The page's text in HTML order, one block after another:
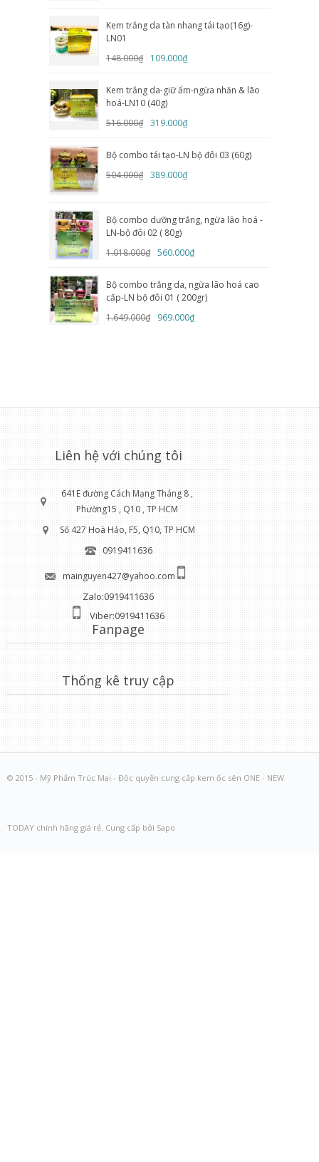
Kem trắng da tàn nhang tái tạo(16g)-
LN01
148.000₫
109.000₫
Kem trắng da-giữ ẩm-ngừa nhăn & lão
hoá-LN10 (40g)
516.000₫ 319.000₫
Bộ combo tái tạo-LN bộ đôi 03 (60g)
504.000₫ 389.000₫
Bộ combo dưỡng trắng, ngừa lão hoá -
LN-bộ đôi 02 ( 80g)
1.018.000₫ 560.000₫
Bộ combo trắng da, ngừa lão hoá cao
cấp-LN bộ đôi 01 ( 200gr)
1.649.000₫
969.000₫
Liên hệ với chúng tôi
641E đường Cách Mạng Tháng 8 ,
Phường15 , Q10 , TP HCM
Số 427 Hoà Hảo, F5, Q10, TP HCM
0919411636
mainguyen427@yahoo.com
Zalo:0919411636
Viber:0919411636
Fanpage
Thống kê truy cập
© 2015 - Mỹ Phẩm Trúc Mai - Độc quyền cung cấp kem ốc sên ONE - NEW
TODAY chính hãng giá rẻ. Cung cấp bởi Sapo